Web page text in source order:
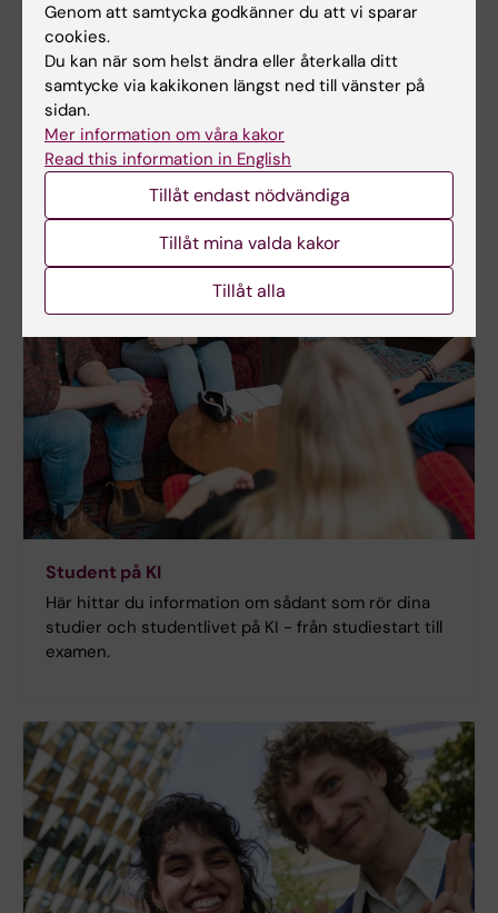
Student på KI
Här hittar du information om sådant som rör dina
studier och studentlivet på KI - från studiestart till
examen.
Genom att samtycka godkänner du att vi sparar
cookies.
Du kan när som helst ändra eller återkalla ditt
samtycke via kakikonen längst ned till vänster på
sidan.
Mer information om våra kakor
Read this information in English
Tillåt endast nödvändiga
Tillåt mina valda kakor
Tillåt alla